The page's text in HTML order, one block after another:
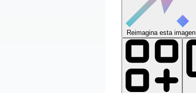
Reimagina esta imagen